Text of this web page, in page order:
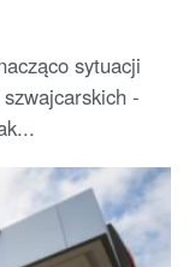
sytuacji
-